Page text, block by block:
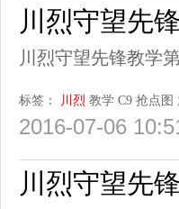
川烈守望先
川烈守望先锋教学
标签： 川烈 教学 C9 抢点图
2016-07-06
川烈守望先